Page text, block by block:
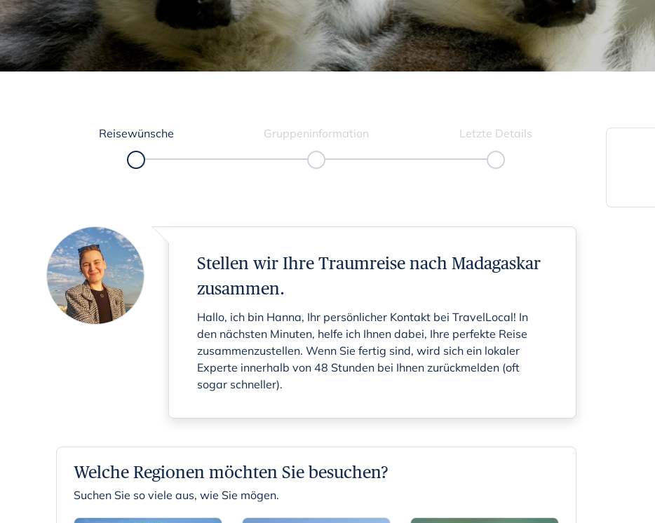
Reisewünsche Gruppeninformation Letzte Details
Stellen wir Ihre Traumreise nach Madagaskar
zusammen.
Hallo, ich bin Hanna, Ihr persönlicher Kontakt bei TravelLocal! In
den nächsten Minuten, helfe ich Ihnen dabei, Ihre perfekte Reise
zusammenzustellen. Wenn Sie fertig sind, wird sich ein lokaler
Experte innerhalb von 48 Stunden bei Ihnen zurückmelden (oft
sogar schneller).
Welche Regionen möchten Sie besuchen?
Suchen Sie so viele aus, wie Sie mögen.